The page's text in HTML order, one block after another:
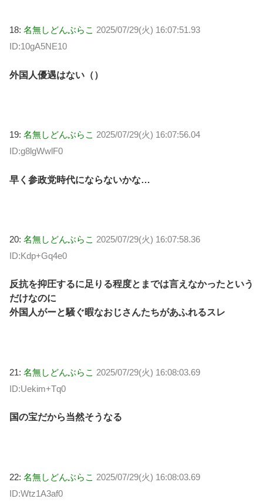
18: 名無しどんぶらこ 2025/07/29(火) 16:07:51.93
ID:10gA5NE10
外国人優遇はない（）
19: 名無しどんぶらこ 2025/07/29(火) 16:07:56.04
ID:g8lgWwlF0
早く参政党時代にならないかな…
20: 名無しどんぶらこ 2025/07/29(火) 16:07:58.36
ID:Kdp+Gq4e0
反抗を抑圧するに足りる程度とまでは言えなかったという
だけなのに
外国人がーと騒ぐ暇なおじさんたちがあふれるスレ
21: 名無しどんぶらこ 2025/07/29(火) 16:08:03.69
ID:Uekim+Tq0
国の宝だから当然そうなる
22: 名無しどんぶらこ 2025/07/29(火) 16:08:03.69
ID:Wtz1A3af0